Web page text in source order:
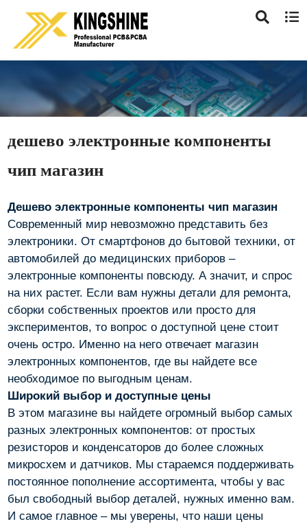
дешево электронные компоненты
чип магазин
Дешево электронные компоненты чип магазин
Современный мир невозможно представить без
электроники. От смартфонов до бытовой техники, от
автомобилей до медицинских приборов –
электронные компоненты повсюду. А значит, и спрос
на них растет. Если вам нужны детали для ремонта,
сборки собственных проектов или просто для
экспериментов, то вопрос о доступной цене стоит
очень остро. Именно на него отвечает магазин
электронных компонентов, где вы найдете все
необходимое по выгодным ценам.
Широкий выбор и доступные цены
В этом магазине вы найдете огромный выбор самых
разных электронных компонентов: от простых
резисторов и конденсаторов до более сложных
микросхем и датчиков. Мы стараемся поддерживать
постоянное пополнение ассортимента, чтобы у вас
был свободный выбор деталей, нужных именно вам.
И самое главное – мы уверены, что наши цены